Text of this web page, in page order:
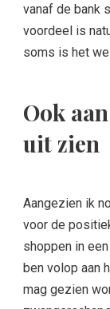
vanaf de bank
voordeel is
soms is het
Ook
uit zien
Aangezien ik
voor de
shoppen in
ben volop aan
mag gezien